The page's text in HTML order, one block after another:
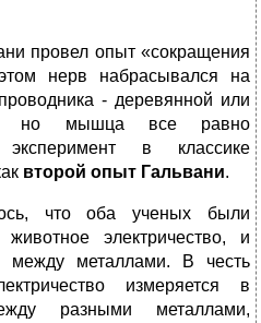
провел опыт «сокращения
нерв набрасывался на
- деревянной или
но мышца все равно
в классике
второй опыт Гальвани.
что оба ученых были
электричество, и
между металлами. В честь
измеряется в
разными металлами,